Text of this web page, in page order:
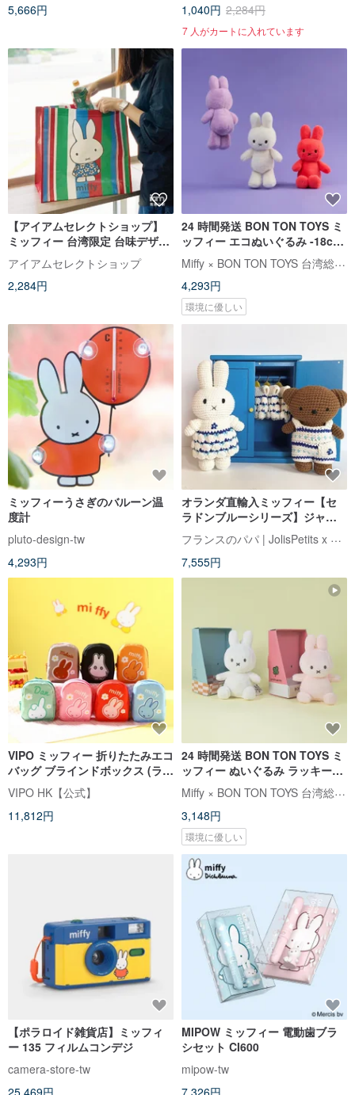
5,666円
1,040円 2,284円
7 人がカートに入れています
【アイアムセレクトショップ】
ミッフィー 台湾限定 台味デザイ
ン 茄芷ショッピングバッグ
アイアムセレクトショップ
2,284円
24 時間発送 BON TON TOYS ミ
ッフィー エコぬいぐるみ -18cm
(3 色)
Miffy × BON TON TOYS 台湾総代理店
4,293円
環境に優しい
ミッフィーうさぎのバルーン温
度計
pluto-design-tw
4,293円
オランダ直輸入ミッフィー【セ
ラドンブルーシリーズ】ジャス
トダッチ認定の本格ハンドメイ
ドかぎ針ミッフィーうさぎ
フランスのパパ | JolisPetits x Miffy
7,555円
VIPO ミッフィー 折りたたみエコ
バッグ ブラインドボックス (ラン
ダムパッケージ) MIF37566
VIPO HK【公式】
11,812円
24 時間発送 BON TON TOYS ミ
ッフィー ぬいぐるみ ラッキーボ
ックス 10cm
Miffy × BON TON TOYS 台湾総代理店
3,148円
環境に優しい
【ポラロイド雑貨店】ミッフィ
ー 135 フィルムコンデジ
camera-store-tw
25,469円
MIPOW ミッフィー 電動歯ブラ
シセット CI600
mipow-tw
7,326円